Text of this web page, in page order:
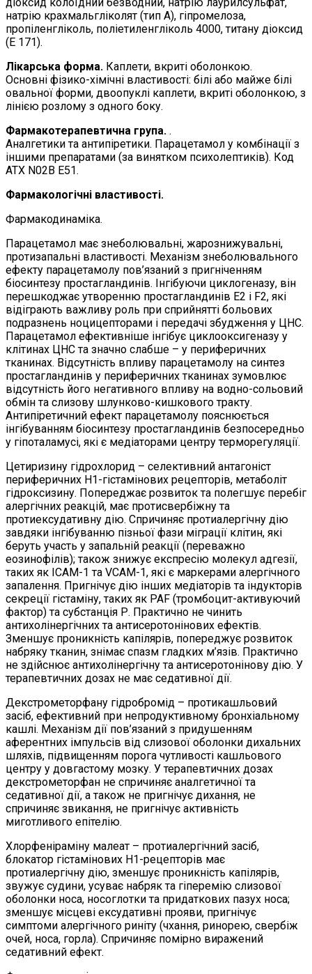
діоксид колоїдний безводний, натрію лаурилсульфат,
натрію крахмальгліколят (тип А), гіпромелоза,
пропіленгліколь, поліетиленгліколь 4000, титану діоксид
(Е 171).
Лікарська форма. Каплети, вкриті оболонкою.
Основні фізико-хімічні властивості: білі або майже білі
овальної форми, двоопуклі каплети, вкриті оболонкою, з
лінією розлому з одного боку.
Фармакотерапевтична група. .
Аналгетики та антипіретики. Парацетамол у комбінації з
іншими препаратами (за винятком психолептиків). Код
ATХ N02B Е51.
Фармакологічні властивості.
Фармакодинаміка.
Парацетамол має знеболювальні, жарознижувальні,
протизапальні властивості. Механізм знеболювального
ефекту парацетамолу пов’язаний з пригніченням
біосинтезу простагландинів. Інгібуючи циклогеназу, він
перешкоджає утворенню простагландинів Е2 і F2, які
відіграють важливу роль при сприйнятті больових
подразнень ноцицепторами і передачі збудження у ЦНС.
Парацетамол ефективніше інгібує циклооксигеназу у
клітинах ЦНС та значно слабше – у периферичних
тканинах. Відсутність впливу парацетамолу на синтез
простагландинів у периферичних тканинах зумовлює
відсутність його негативного впливу на водно-сольовий
обмін та слизову шлунково-кишкового тракту.
Антипіретичний ефект парацетамолу пояснюється
інгібуванням біосинтезу простагландинів безпосередньо
у гіпоталамусі, які є медіаторами центру терморегуляції.
Цетиризину гідрохлорид – селективний антагоніст
периферичних H1-гістамінових рецепторів, метаболіт
гідроксизину. Попереджає розвиток та полегшує перебіг
алергічних реакцій, має протисвербіжну та
протиексудативну дію. Спричиняє протиалергічну дію
завдяки інгібуванню пізньої фази міграції клітин, які
беруть участь у запальній реакції (переважно
еозинофілів); також знижує експресію молекул адгезії,
таких як ICAM-1 та VCAM-1, які є маркерами алергічного
запалення. Пригнічує дію інших медіаторів та індукторів
секреції гістаміну, таких як PAF (тромбоцит-активуючий
фактор) та субстанція Р. Практично не чинить
антихолінергічних та антисеротонінових ефектів.
Зменшує проникність капілярів, попереджує розвиток
набряку тканин, знімає спазм гладких м’язів. Практично
не здійснює антихолінергічну та антисеротонінову дію. У
терапевтичних дозах не має седативної дії.
Декстрометорфану гідробромід – протикашльовий
засіб, ефективний при непродуктивному бронхіальному
кашлі. Механізм дії пов’язаний з придушенням
аферентних імпульсів від слизової оболонки дихальних
шляхів, підвищенням порога чутливості кашльового
центру у довгастому мозку. У терапевтичних дозах
декстрометорфан не спричиняє аналгетичної та
седативної дії, а також не пригнічує дихання, не
спричиняє звикання, не пригнічує активність
миготливого епітелію.
Хлорфеніраміну малеат – протиалергічний засіб,
блокатор гістамінових Н1-рецепторів має
протиалергічну дію, зменшує проникність капілярів,
звужує судини, усуває набряк та гіперемію слизової
оболонки носа, носоглотки та придаткових пазух носа;
зменшує місцеві ексудативні прояви, пригнічує
симптоми алергічного риніту (чхання, ринорею, свербіж
очей, носа, горла). Спричиняє помірно виражений
седативний ефект.